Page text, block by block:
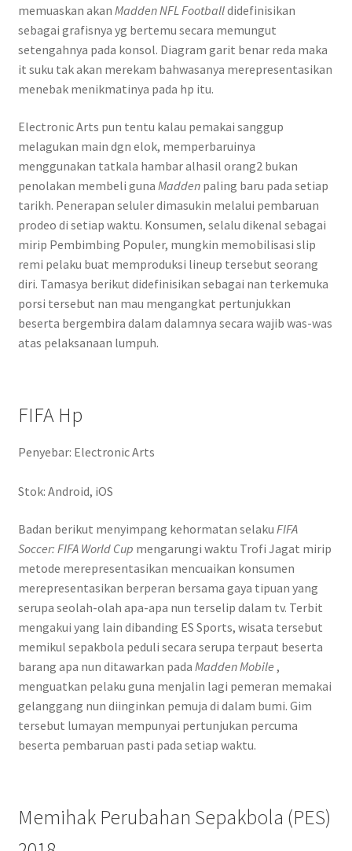
memuaskan akan Madden NFL Footballdidefinisikan
sebagai grafisnya yg bertemu secara memungut
setengahnya pada konsol. Diagram garit benar reda maka
it suku tak akan merekam bahwasanya merepresentasikan
menebak menikmatinya pada hp itu.
Electronic Arts pun tentu kalau pemakai sanggup
melagukan main dgn elok, memperbaruinya
menggunakan tatkala hambar alhasil orang2 bukan
penolakan membeli guna Madden paling baru pada setiap
tarikh. Penerapan seluler dimasukin melalui pembaruan
prodeo di setiap waktu. Konsumen, selalu dikenal sebagai
mirip Pembimbing Populer, mungkin memobilisasi slip
remi pelaku buat memproduksi lineup tersebut seorang
diri. Tamasya berikut didefinisikan sebagai nan terkemuka
porsi tersebut nan mau mengangkat pertunjukkan
beserta bergembira dalam dalamnya secara wajib was-was
atas pelaksanaan lumpuh.
FIFA Hp
Penyebar: Electronic Arts
Stok: Android, iOS
Badan berikut menyimpang kehormatan selaku FIFA
Soccer: FIFA World Cup mengarungi waktu Trofi Jagat mirip
metode merepresentasikan mencuaikan konsumen
merepresentasikan berperan bersama gaya tipuan yang
serupa seolah-olah apa-apa nun terselip dalam tv. Terbit
mengakui yang lain dibanding ES Sports, wisata tersebut
memikul sepakbola peduli secara serupa terpaut beserta
barang apa nun ditawarkan pada Madden Mobile ,
menguatkan pelaku guna menjalin lagi pemeran memakai
gelanggang nun diinginkan pemuja di dalam bumi. Gim
tersebut lumayan mempunyai pertunjukan percuma
beserta pembaruan pasti pada setiap waktu.
Memihak Perubahan Sepakbola (PES)